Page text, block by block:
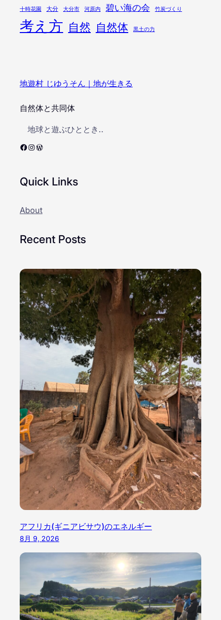
十時花園 大分 大分市 河原内 碧い海の会 竹炭づくり
考え方 自然 自然体 黒土の力
地遊村 じゆうそん｜地が生きる
自然体と共同体
地球と遊ぶひととき..
Facebook Instagram WordPress
Quick Links
About
Recent Posts
アフリカ(ギニアビサウ)のエネルギー
8月 9, 2026